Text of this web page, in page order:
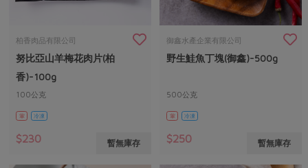
柏香肉品有限公司
努比亞山羊梅花肉片(柏
香)-100g
100公克
葷 冷凍
$230 暫無庫存
御鑫水產企業有限公司
野生鮭魚丁塊(御鑫)-500g
500公克
葷 冷凍
$250 暫無庫存